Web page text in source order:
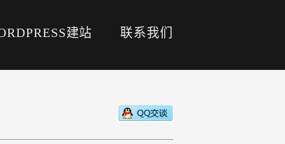
建站 联系我们